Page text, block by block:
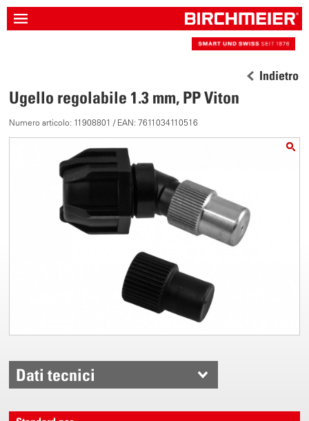
Indietro
Ugello regolabile 1.3 mm, PP Viton
Numero articolo: 11908801 / EAN: 7611034110516
Dati tecnici